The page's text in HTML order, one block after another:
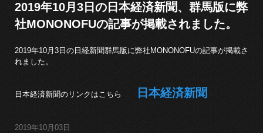
2019年10月3日の日本経済新聞、群馬版に弊
社MONONOFUの記事が掲載されました。
2019年10月3日の日経新聞群馬版に弊社MONONOFUの記事が掲載さ
れました。
日本経済新聞のリンクはこちら 日本経済新聞
2019年10月03日